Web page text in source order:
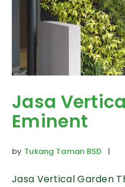
Jasa
Eminent
by Tukang Taman BSD |
Jasa Vertical Garden